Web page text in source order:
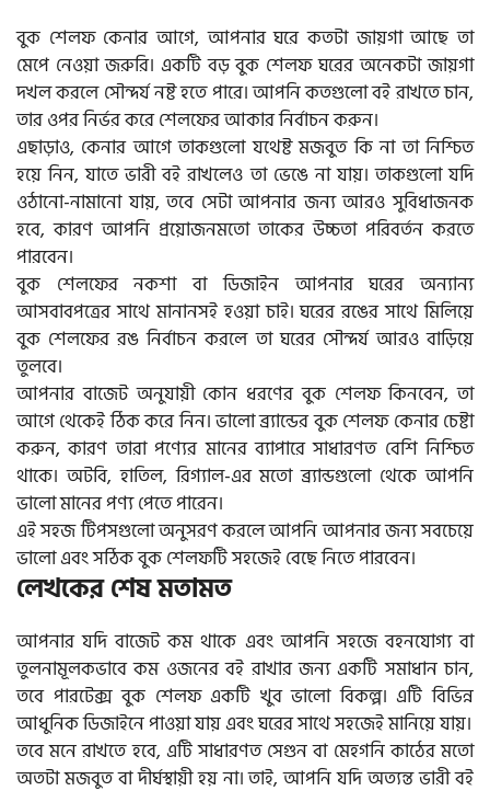
বুক শেলফ কেনার আগে, আপনার ঘরে কতটা জায়গা আছে তা
মেপে নেওয়া জরুরি। একটি বড় বুক শেলফ ঘরের অনেকটা জায়গা
দখল করলে সৌন্দর্য নষ্ট হতে পারে। আপনি কতগুলো বই রাখতে চান,
তার ওপর নির্ভর করে শেলফের আকার নির্বাচন করুন।
এছাড়াও, কেনার আগে তাকগুলো যথেষ্ট মজবুত কি না তা নিশ্চিত
হয়ে নিন, যাতে ভারী বই রাখলেও তা ভেঙে না যায়। তাকগুলো যদি
ওঠানো-নামানো যায়, তবে সেটা আপনার জন্য আরও সুবিধাজনক
হবে, কারণ আপনি প্রয়োজনমতো তাকের উচ্চতা পরিবর্তন করতে
পারবেন।
বুক শেলফের নকশা বা ডিজাইন আপনার ঘরের অন্যান্য
আসবাবপত্রের সাথে মানানসই হওয়া চাই। ঘরের রঙের সাথে মিলিয়ে
বুক শেলফের রঙ নির্বাচন করলে তা ঘরের সৌন্দর্য আরও বাড়িয়ে
তুলবে।
আপনার বাজেট অনুযায়ী কোন ধরণের বুক শেলফ কিনবেন, তা
আগে থেকেই ঠিক করে নিন। ভালো ব্র্যান্ডের বুক শেলফ কেনার চেষ্টা
করুন, কারণ তারা পণ্যের মানের ব্যাপারে সাধারণত বেশি নিশ্চিত
থাকে। অটবি, হাতিল, রিগ্যাল-এর মতো ব্র্যান্ডগুলো থেকে আপনি
ভালো মানের পণ্য পেতে পারেন।
এই সহজ টিপসগুলো অনুসরণ করলে আপনি আপনার জন্য সবচেয়ে
ভালো এবং সঠিক বুক শেলফটি সহজেই বেছে নিতে পারবেন।
লেখকের শেষ মতামত
আপনার যদি বাজেট কম থাকে এবং আপনি সহজে বহনযোগ্য বা
তুলনামূলকভাবে কম ওজনের বই রাখার জন্য একটি সমাধান চান,
তবে পারটেক্স বুক শেলফ একটি খুব ভালো বিকল্প। এটি বিভিন্ন
আধুনিক ডিজাইনে পাওয়া যায় এবং ঘরের সাথে সহজেই মানিয়ে যায়।
তবে মনে রাখতে হবে, এটি সাধারণত সেগুন বা মেহগনি কাঠের মতো
অতটা মজবুত বা দীর্ঘস্থায়ী হয় না। তাই, আপনি যদি অত্যন্ত ভারী বই